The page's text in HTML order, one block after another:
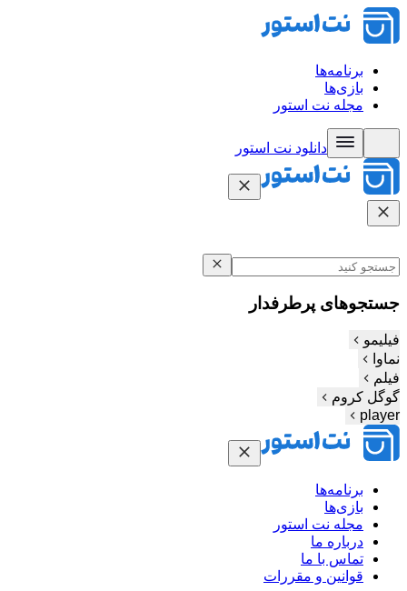
برنامه‌ها
بازی‌ها
مجله نت استور
دانلود نت‌ استور
جستجوهای پرطرفدار
فیلیمو
نماوا
فیلم‌
گوگل کروم
player
برنامه‌ها
بازی‌ها
مجله نت استور
درباره ما
تماس با ما
قوانین و مقررات